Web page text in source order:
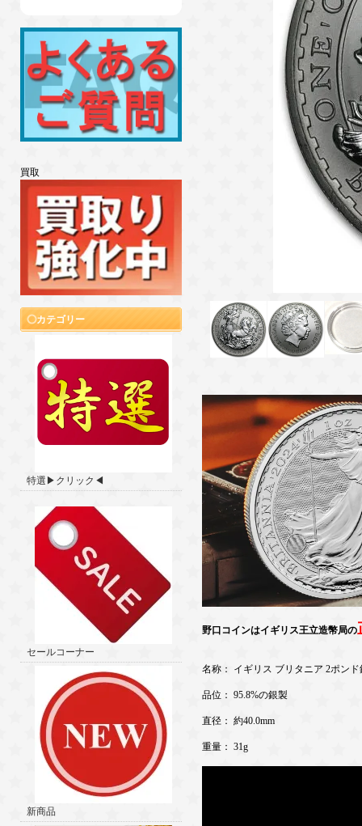
買取
カテゴリー
特選▶クリック◀
セールコーナー
新商品
野口コインはイギリス王立造幣局の
名称： イギリス ブリタニア 2ポン
品位： 95.8%の銀製
直径： 約40.0mm
重量： 31g